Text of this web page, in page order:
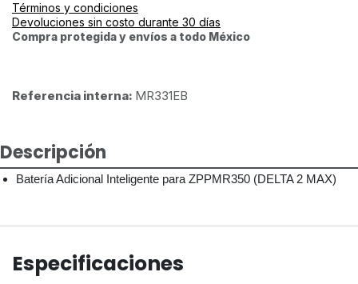
Términos y condiciones
Devoluciones sin costo durante 30 días
Compra protegida y envíos a todo México
Referencia interna: MR331EB
Descripción
Batería Adicional Inteligente para ZPPMR350 (DELTA 2 MAX)
Especificaciones